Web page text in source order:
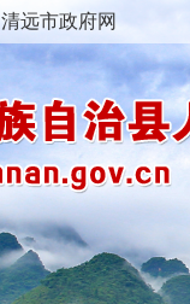
清远市政府网